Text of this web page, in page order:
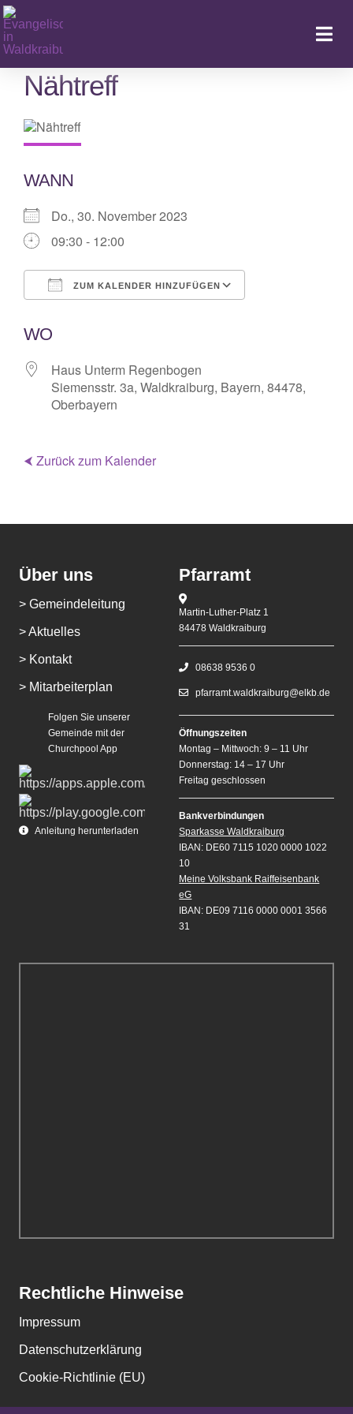
Zum
Inhalt
springen
Nähtreff
WANN
Do., 30. November 2023
09:30 - 12:00
ZUM KALENDER HINZUFÜGEN
WO
Haus Unterm Regenbogen
Siemensstr. 3a, Waldkraiburg, Bayern, 84478,
Oberbayern
⮜ Zurück zum Kalender
Über uns
> Gemeindeleitung
> Aktuelles
> Kontakt
> Mitarbeiterplan
Folgen Sie unserer
Gemeinde mit der
Churchpool App
Anleitung herunterladen
Pfarramt
Martin-Luther-Platz 1
84478 Waldkraiburg
08638 9536 0
pfarramt.waldkraiburg@elkb.de
Öffnungszeiten
Montag – Mittwoch: 9 – 11 Uhr
Donnerstag: 14 – 17 Uhr
Freitag geschlossen
Bankverbindungen
Sparkasse Waldkraiburg
IBAN: DE60 7115 1020 0000 1022
10
Meine Volksbank Raiffeisenbank
eG
IBAN: DE09 7116 0000 0001 3566
31
Rechtliche Hinweise
Impressum
Datenschutzerklärung
Cookie-Richtlinie (EU)